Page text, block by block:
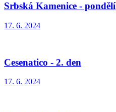
Srbská Kamenice - pondělí
17. 6. 2024
Cesenatico - 2. den
17. 6. 2024